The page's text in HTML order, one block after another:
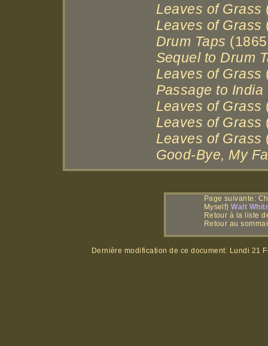
Leaves of Grass
Leaves of Grass
Drum Taps
Sequel to Drum
Leaves of Grass
Passage to India
Leaves of Grass
Leaves of Grass
Leaves of Grass
Good-Bye, My
Page suivante:
Myself)Walt
Retour à la liste
Retour au
Dernière modification de ce document: Lundi 21